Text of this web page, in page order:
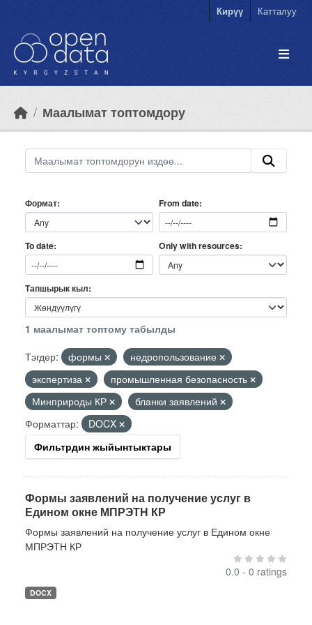
Кирүү Катталуу
Маалымат топтомдору
Формат From date
To date Only with resources
Тапшырык кыл
1 маалымат топтому табылды
Тэгдер:
формы
недропользование
экспертиза
промышленная безопасность
Минприроды КР
бланки заявлений
Форматтар:
DOCX
Фильтрдин жыйынтыктары
Формы заявлений на получение услуг в
Едином окне МПРЭТН КР
Формы заявлений на получение услуг в Едином окне
МПРЭТН КР
0.0 - 0 ratings
DOCX